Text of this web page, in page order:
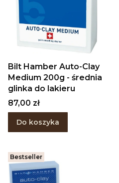
Bilt Hamber Auto-Clay
Medium 200g - średnia
glinka do lakieru
Cena
87,00 zł
Do koszyka
Bestseller